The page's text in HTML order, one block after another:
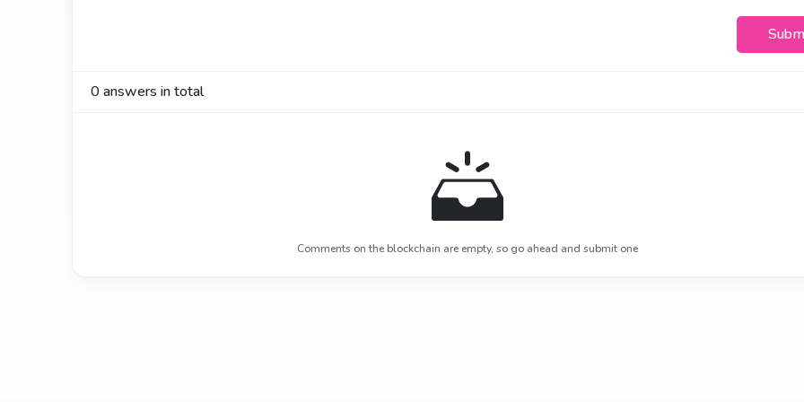
0answers in total
Comments on the blockchain are empty, so go ahead and submit one